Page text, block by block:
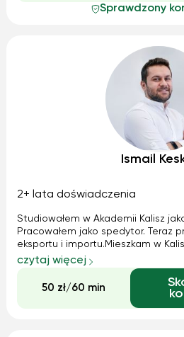
Sprawdzony
Ismail
2+ lata doświadczenia
Studiowałem w Akademii Kalisz
Pracowałem jako spedytor. Teraz
eksportu i importu.Mieszkam w
nauczania, że ​​nie znam języka
więc będziemy w pełni
czytaj więcej
50 zł/60 min